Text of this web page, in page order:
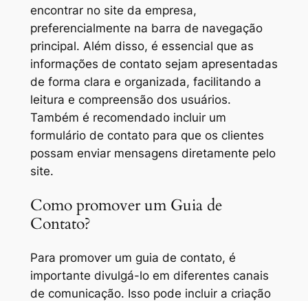
encontrar no site da empresa,
preferencialmente na barra de navegação
principal. Além disso, é essencial que as
informações de contato sejam apresentadas
de forma clara e organizada, facilitando a
leitura e compreensão dos usuários.
Também é recomendado incluir um
formulário de contato para que os clientes
possam enviar mensagens diretamente pelo
site.
Como promover um Guia de
Contato?
Para promover um guia de contato, é
importante divulgá-lo em diferentes canais
de comunicação. Isso pode incluir a criação